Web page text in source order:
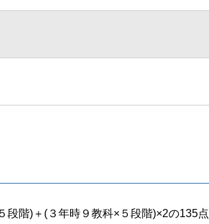
段階)＋(３年時９教科×５段階)×2の135点